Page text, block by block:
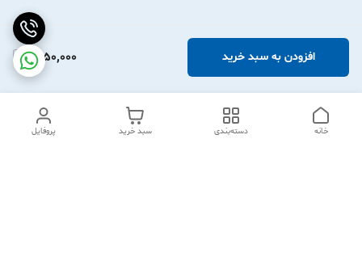
1,950,000 افزودن به سبد خرید
پروفایل سبد خرید دسته‌بندی خانه